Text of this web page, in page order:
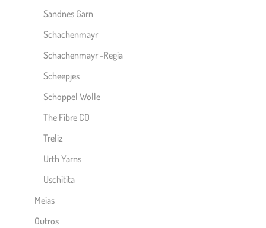
Sandnes Garn
Schachenmayr
Schachenmayr -Regia
Scheepjes
Schoppel Wolle
The Fibre CO
Treliz
Urth Yarns
Uschitita
Meias
Outros